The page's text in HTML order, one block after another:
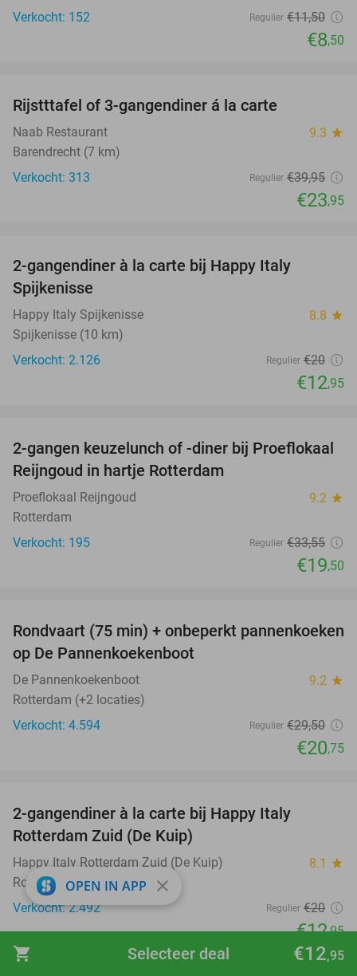
shopping_cart €12,95
Selecteer deal
Verkocht: 152
Regulier €11,50
€8,50
Rijstttafel of 3-gangendiner á la carte
Naab Restaurant 9.3 star
Barendrecht (7 km)
Verkocht: 313
Regulier €39,95
€23,95
2-gangendiner à la carte bij Happy Italy
Spijkenisse
Happy Italy Spijkenisse 8.8 star
Spijkenisse (10 km)
Verkocht: 2.126
Regulier €20
€12,95
42%
2-gangen keuzelunch of -diner bij Proeflokaal
Reijngoud in hartje Rotterdam
Proeflokaal Reijngoud 9.2 star
Rotterdam
Verkocht: 195
Regulier €33,55
€19,50
30%
Rondvaart (75 min) + onbeperkt pannenkoeken
op De Pannenkoekenboot
De Pannenkoekenboot 9.2 star
Rotterdam (+2 locaties)
Verkocht: 4.594
Regulier €29,50
€20,75
2-gangendiner à la carte bij Happy Italy
Rotterdam Zuid (De Kuip)
Happy Italy Rotterdam Zuid (De Kuip) 8.1 star
Rotterdam
Verkocht: 2.492
Regulier €20
€12,95
favorite_border
OPEN IN APP close